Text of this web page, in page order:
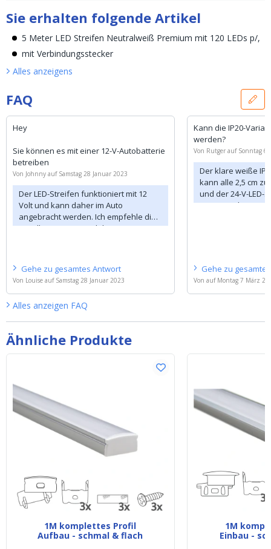
Sie erhalten folgende Artikel
5 Meter LED Streifen Neutralweiß Premium mit 120 LEDs p/,
mit Verbindungsstecker
Alles anzeigens
Ähnliche Produkte
1M komplettes Profil
Aufbau - schmal & flach
1M
Einbau -
FAQ
Hey
Sie können es mit einer 12-V-Autobatterie
betreiben
Von Johnny auf Samstag 28 Januar 2023
Der LED-Streifen funktioniert mit 12
Volt und kann daher im Auto
angebracht werden. Ich empfehle die
Installation eines Stabilisators, um
Gehe zu gesamtes Antwort
Von Louise auf Samstag 28 Januar 2023
Kann die IP20-
werden?
Von Rutger auf Sonntag 6
Der klare weiße
kann alle 2,5 cm
und der 24-V-LED-
cm zugeschnitten
Gehe zu gesamtes
Von auf Montag 7 März
Alles anzeigen FAQ